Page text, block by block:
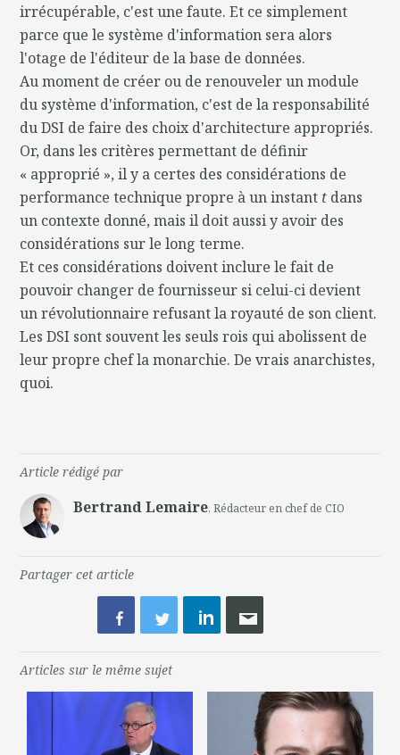
irrécupérable, c'est une faute. Et ce simplement
parce que le système d'information sera alors
l'otage de l'éditeur de la base de données.
Au moment de créer ou de renouveler un module
du système d'information, c'est de la responsabilité
du DSI de faire des choix d'architecture appropriés.
Or, dans les critères permettant de définir
« approprié », il y a certes des considérations de
performance technique propre à un instant t dans
un contexte donné, mais il doit aussi y avoir des
considérations sur le long terme.
Et ces considérations doivent inclure le fait de
pouvoir changer de fournisseur si celui-ci devient
un révolutionnaire refusant la royauté de son client.
Les DSI sont souvent les seuls rois qui abolissent de
leur propre chef la monarchie. De vrais anarchistes,
quoi.
Article rédigé par
Bertrand Lemaire, Rédacteur en chef de CIO
Partager cet article
Articles sur le même sujet